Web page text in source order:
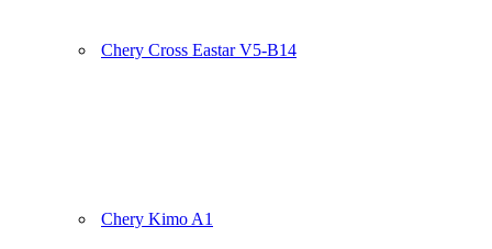
Chery Cross Eastar V5-B14
Chery Kimo A1